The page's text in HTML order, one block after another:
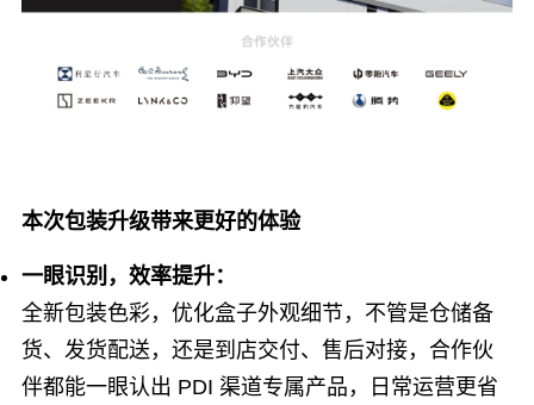
本次包装升级带来更好的体验
一眼识别，效率提升：
全新包装色彩，优化盒子外观细节，不管是仓储备
货、发货配送，还是到店交付、售后对接，合作伙
伴都能一眼认出 PDI 渠道专属产品，日常运营更省